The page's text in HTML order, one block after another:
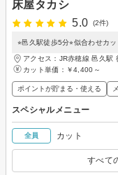
床屋タカシ
5.0
(2件)
⭐︎邑久駅徒歩5分⭐︎似合わせカ
アクセス：JR赤穂線 邑久駅
カット単価： ￥4,400～
ポイントが貯まる・使える
スペシャルメニュー
全員 カット
すべて